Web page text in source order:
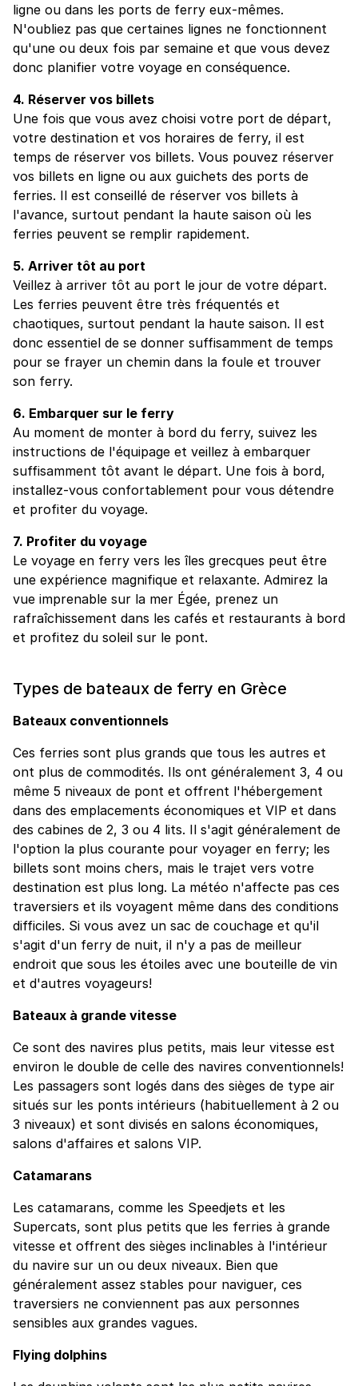
ligne ou dans les ports de ferry eux-mêmes.
N'oubliez pas que certaines lignes ne fonctionnent
qu'une ou deux fois par semaine et que vous devez
donc planifier votre voyage en conséquence.
4. Réserver vos billets
Une fois que vous avez choisi votre port de départ,
votre destination et vos horaires de ferry, il est
temps de réserver vos billets. Vous pouvez réserver
vos billets en ligne ou aux guichets des ports de
ferries. Il est conseillé de réserver vos billets à
l'avance, surtout pendant la haute saison où les
ferries peuvent se remplir rapidement.
5. Arriver tôt au port
Veillez à arriver tôt au port le jour de votre départ.
Les ferries peuvent être très fréquentés et
chaotiques, surtout pendant la haute saison. Il est
donc essentiel de se donner suffisamment de temps
pour se frayer un chemin dans la foule et trouver
son ferry.
6. Embarquer sur le ferry
Au moment de monter à bord du ferry, suivez les
instructions de l'équipage et veillez à embarquer
suffisamment tôt avant le départ. Une fois à bord,
installez-vous confortablement pour vous détendre
et profiter du voyage.
7. Profiter du voyage
Le voyage en ferry vers les îles grecques peut être
une expérience magnifique et relaxante. Admirez la
vue imprenable sur la mer Égée, prenez un
rafraîchissement dans les cafés et restaurants à bord
et profitez du soleil sur le pont.
Types de bateaux de ferry en Grèce
Bateaux conventionnels
Ces ferries sont plus grands que tous les autres et
ont plus de commodités. Ils ont généralement 3, 4 ou
même 5 niveaux de pont et offrent l'hébergement
dans des emplacements économiques et VIP et dans
des cabines de 2, 3 ou 4 lits. Il s'agit généralement de
l'option la plus courante pour voyager en ferry; les
billets sont moins chers, mais le trajet vers votre
destination est plus long. La météo n'affecte pas ces
traversiers et ils voyagent même dans des conditions
difficiles. Si vous avez un sac de couchage et qu'il
s'agit d'un ferry de nuit, il n'y a pas de meilleur
endroit que sous les étoiles avec une bouteille de vin
et d'autres voyageurs!
Bateaux à grande vitesse
Ce sont des navires plus petits, mais leur vitesse est
environ le double de celle des navires conventionnels!
Les passagers sont logés dans des sièges de type air
situés sur les ponts intérieurs (habituellement à 2 ou
3 niveaux) et sont divisés en salons économiques,
salons d'affaires et salons VIP.
Catamarans
Les catamarans, comme les Speedjets et les
Supercats, sont plus petits que les ferries à grande
vitesse et offrent des sièges inclinables à l'intérieur
du navire sur un ou deux niveaux. Bien que
généralement assez stables pour naviguer, ces
traversiers ne conviennent pas aux personnes
sensibles aux grandes vagues.
Flying dolphins